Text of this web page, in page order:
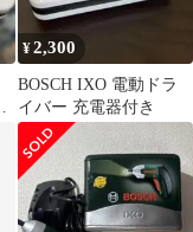
¥2,300
BOSCH IXO 電動ドラ
イバー 充電器付き